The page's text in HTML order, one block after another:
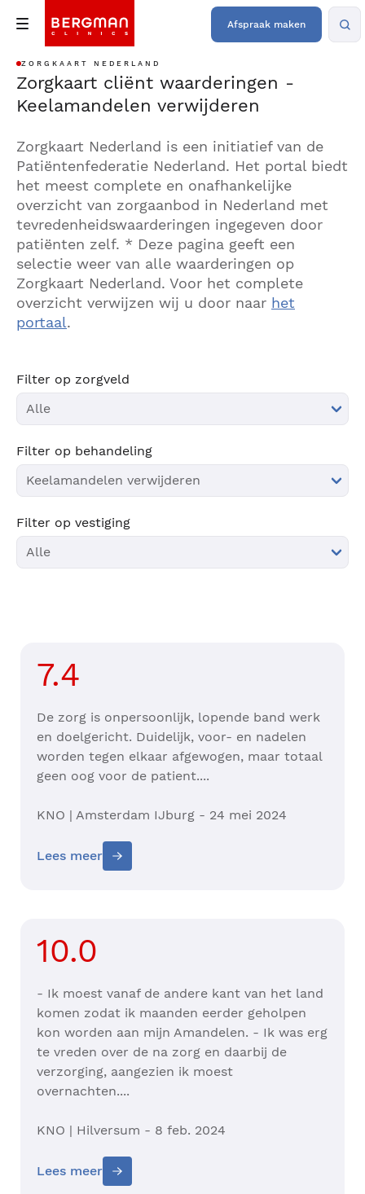
Afspraak maken
ZORGKAART NEDERLAND
Zorgkaart cliënt waarderingen -
Keelamandelen verwijderen
Zorgkaart Nederland is een initiatief van de
Patiëntenfederatie Nederland. Het portal biedt
het meest complete en onafhankelijke
overzicht van zorgaanbod in Nederland met
tevredenheidswaarderingen ingegeven door
patiënten zelf. * Deze pagina geeft een
selectie weer van alle waarderingen op
Zorgkaart Nederland. Voor het complete
overzicht verwijzen wij u door naar het
portaal.
Filter op zorgveld
Filter op behandeling
Filter op vestiging
7.4
De zorg is onpersoonlijk, lopende band werk
en doelgericht. Duidelijk, voor- en nadelen
worden tegen elkaar afgewogen, maar totaal
geen oog voor de patient....
KNO | Amsterdam IJburg - 24 mei 2024
Lees meer
10.0
- Ik moest vanaf de andere kant van het land
komen zodat ik maanden eerder geholpen
kon worden aan mijn Amandelen. - Ik was erg
te vreden over de na zorg en daarbij de
verzorging, aangezien ik moest
overnachten....
KNO | Hilversum - 8 feb. 2024
Lees meer